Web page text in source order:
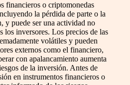
financieros o criptomonedas
la pérdida de parte o la
y puede ser una actividad no
los inversores. Los precios de las
volátiles y pueden
externos como el financiero,
con apalancamiento aumenta
de la inversión. Antes de
en instrumentos financieros o